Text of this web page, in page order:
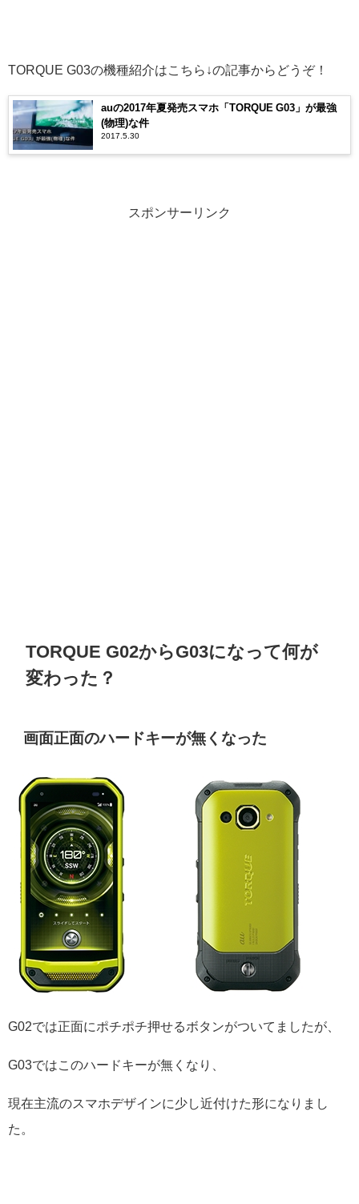
TORQUE G03の機種紹介はこちら↓の記事からどうぞ！
auの2017年夏発売スマホ「TORQUE G03」が最強
(物理)な件
2017.5.30
スポンサーリンク
TORQUE G02からG03になって何が
変わった？
画面正面のハードキーが無くなった
G02では正面にポチポチ押せるボタンがついてましたが、
G03ではこのハードキーが無くなり、
現在主流のスマホデザインに少し近付けた形になりまし
た。